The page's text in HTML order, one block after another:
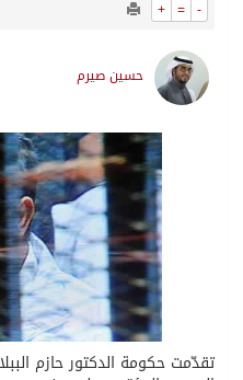
+ = -
حسين صيرم
تقدّمت حكومة الدكتور حازم